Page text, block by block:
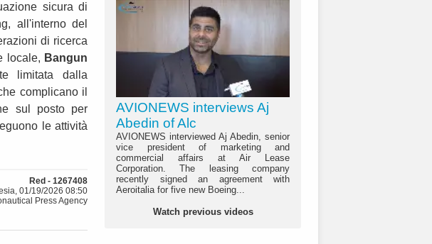
sicura di
all'interno del
di ricerca
locale, Bangun
limitata dalla
complicano il
sul posto per
le attività
Red - 1267408
01/19/2026 08:50
Press Agency
AVIONEWS interviews Aj
Abedin of Alc
AVIONEWS interviewed Aj Abedin, senior
vice president of marketing and
commercial affairs at Air Lease
Corporation. The leasing company
recently signed an agreement with
Aeroitalia for five new Boeing...
Watch previous videos